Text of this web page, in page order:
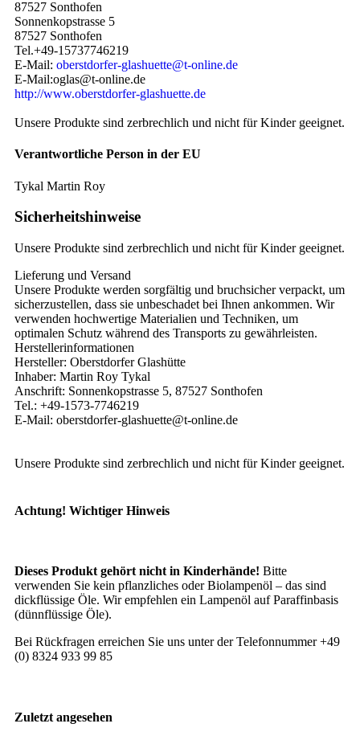
87527 Sonthofen
Sonnenkopstrasse 5
87527 Sonthofen
Tel.+49-15737746219
E-Mail: oberstdorfer-glashuette@t-online.de
E-Mail:oglas@t-online.de
http://www.oberstdorfer-glashuette.de
Unsere Produkte sind zerbrechlich und nicht für Kinder geeignet.
Verantwortliche Person in der EU
Tykal Martin Roy
Sicherheitshinweise
Unsere Produkte sind zerbrechlich und nicht für Kinder geeignet.
Lieferung und Versand
Unsere Produkte werden sorgfältig und bruchsicher verpackt, um
sicherzustellen, dass sie unbeschadet bei Ihnen ankommen. Wir
verwenden hochwertige Materialien und Techniken, um
optimalen Schutz während des Transports zu gewährleisten.
Herstellerinformationen
Hersteller: Oberstdorfer Glashütte
Inhaber: Martin Roy Tykal
Anschrift: Sonnenkopstrasse 5, 87527 Sonthofen
Tel.: +49-1573-7746219
E-Mail: oberstdorfer-glashuette@t-online.de
Unsere Produkte sind zerbrechlich und nicht für Kinder geeignet.
Achtung! Wichtiger Hinweis
Dieses Produkt gehört nicht in Kinderhände! Bitte
verwenden Sie kein pflanzliches oder Biolampenöl – das sind
dickflüssige Öle. Wir empfehlen ein Lampenöl auf Paraffinbasis
(dünnflüssige Öle).
Bei Rückfragen erreichen Sie uns unter der Telefonnummer +49
(0) 8324 933 99 85
Zuletzt angesehen